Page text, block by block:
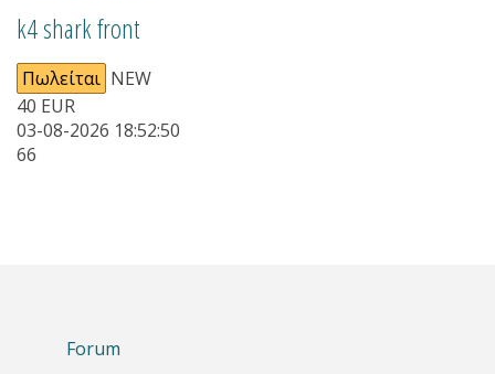
k4 shark front
Πωλείται NEW
40 EUR
03-08-2026 18:52:50
66
Forum